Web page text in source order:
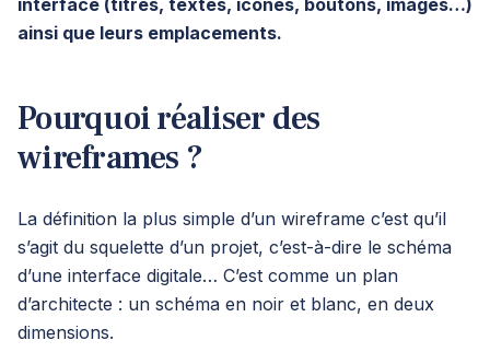
interface (titres, textes, icônes, boutons, images…)
ainsi que leurs emplacements.
Pourquoi réaliser des
wireframes ?
La définition la plus simple d’un wireframe c’est qu’il
s’agit du squelette d’un projet, c’est-à-dire le schéma
d’une interface digitale… C’est comme un plan
d’architecte : un schéma en noir et blanc, en deux
dimensions.